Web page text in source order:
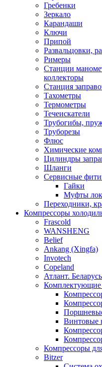
Гребенки
Зеркало
Карандаши
Ключи
Припой
Развальцовки,
Римеры
Станции
коллекторы
Станция
Тахометры
Термометры
Течеискатели
Трубогибы,
Труборезы
Флюс
Химические
Цилиндры
Шланги
Сервисные
Гайки
Муфты
Переходники,
Компрессоры
Frascold
WANSHENG
Belief
Ankang (Xingfa)
Invotech
Copeland
Атлант. Беларусь
Комплектующие
Винтовые
Компрессоры
Bitzer